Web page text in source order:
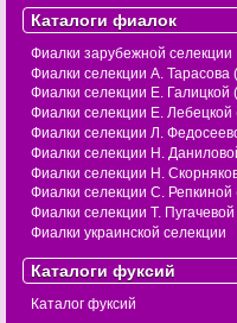
Каталоги фиалок
Фиалки зарубежной селекции
Фиалки селекции А. Тарасова
Фиалки селекции Е. Галицкой
Фиалки селекции Е.
Фиалки селекции Л.
Фиалки селекции Н.
Фиалки селекции Н.
Фиалки селекции С.
Фиалки селекции Т.
Фиалки украинской селекции
Каталоги фуксий
Каталог фуксий